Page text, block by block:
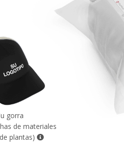
gorra
de materiales
plantas)